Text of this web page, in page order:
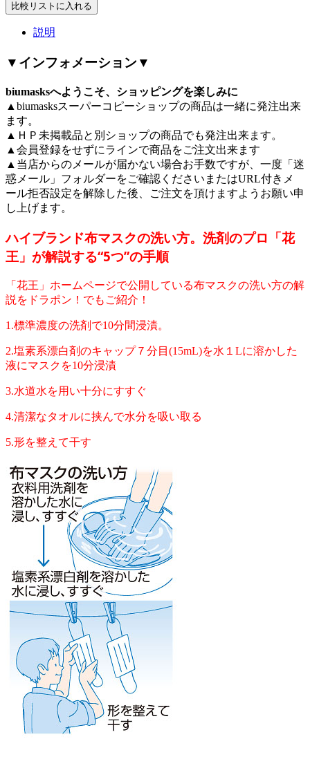
比較リストに入れる
説明
▼インフォメーション▼
biumasksへようこそ、ショッピングを楽しみに
▲biumasksスーパーコピーショップの商品は一緒に発注出来
ます。
▲ＨＰ未掲載品と別ショップの商品でも発注出来ます。
▲会員登録をせずにラインで商品をご注文出来ます
▲当店からのメールが届かない場合お手数ですが、一度「迷
惑メール」フォルダーをご確認くださいまたはURL付きメ
ール拒否設定を解除した後、ご注文を頂けますようお願い申
し上げます。
ハイブランド布マスクの洗い方。洗剤のプロ「花
王」が解説する“5つ”の手順
「花王」ホームページで公開している布マスクの洗い方の解
説をドラポン！でもご紹介！
1.標準濃度の洗剤で10分間浸漬。
2.塩素系漂白剤のキャップ７分目(15mL)を水１Lに溶かした
液にマスクを10分浸漬
3.水道水を用い十分にすすぐ
4.清潔なタオルに挟んで水分を吸い取る
5.形を整えて干す